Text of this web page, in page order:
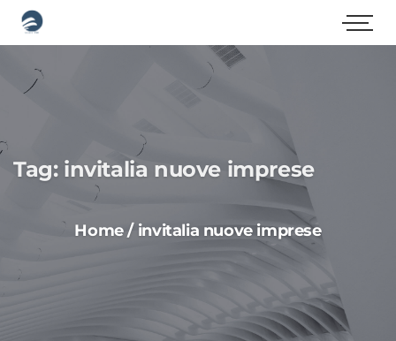
Tag: invitalia nuove imprese
Home / invitalia nuove imprese